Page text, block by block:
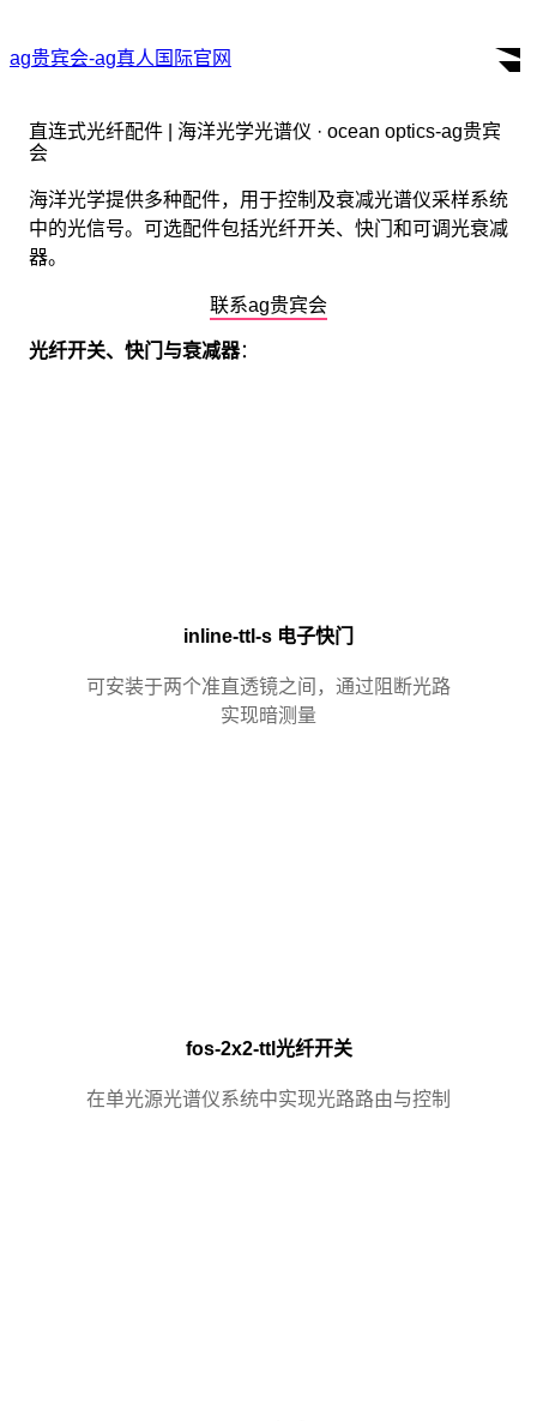
ag贵宾会-ag真人国际官网
直连式光纤配件 | 海洋光学光谱仪 · ocean optics-ag贵宾
会
海洋光学提供多种配件，用于控制及衰减光谱仪采样系统
中的光信号。可选配件包括光纤开关、快门和可调光衰减
器。
联系ag贵宾会
光纤开关、快门与衰减器：
inline-ttl-s 电子快门
可安装于两个准直透镜之间，通过阻断光路
实现暗测量
fos-2x2-ttl光纤开关
在单光源光谱仪系统中实现光路路由与控制